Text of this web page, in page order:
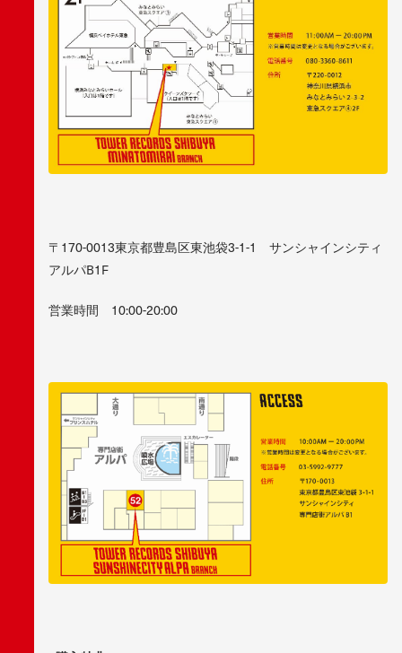
〒170-0013東京都豊島区東池袋3-1-1 サンシャインシティ
アルパB1F
営業時間 10:00-20:00